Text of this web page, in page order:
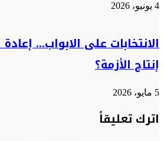
4 يونيو، 2026
الانتخابات على الابواب…
إنتاج الأزمة؟
5 مايو، 2026
اترك تعليقاً